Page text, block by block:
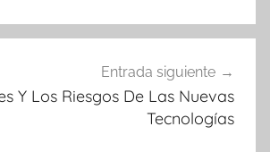
Entrada siguiente
Y Los Riesgos De Las Nuevas
Tecnologías